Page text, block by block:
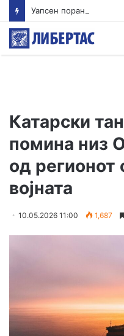
Катарски
помина низ
од регионот
војната
10.05.2026 11:00 1,687